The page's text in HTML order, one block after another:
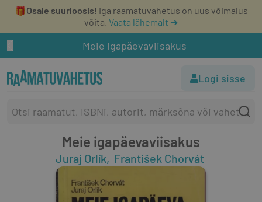
🎁Osale suurloosis! Iga raamatuvahetus on uus võimalus
võita. Vaata lähemalt ➔
Meie igapäevaviisakus
Logi sisse
Meie igapäevaviisakus
Juraj Orlík František Chorvát